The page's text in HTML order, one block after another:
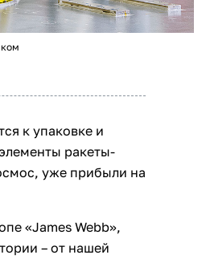
к упаковке и
ракеты-
уже прибыли на
«James Webb»,
– от нашей